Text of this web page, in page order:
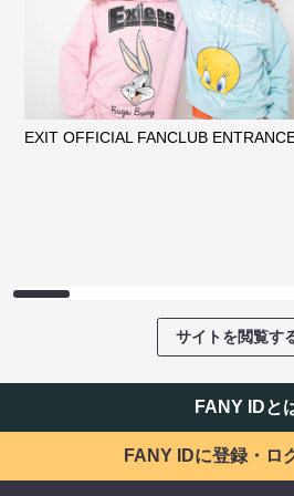
EXIT OFFICIAL FANCLUB
サイトを閲覧す
FANY IDと
FANY IDに登録・ロ